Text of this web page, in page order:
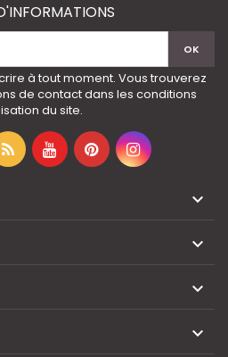
à tout moment. Vous trouverez
de contact dans les conditions
du site.



